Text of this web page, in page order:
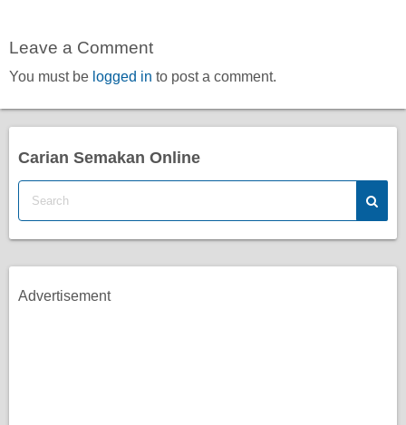
Leave a Comment
You must be logged in to post a comment.
Carian Semakan Online
Advertisement